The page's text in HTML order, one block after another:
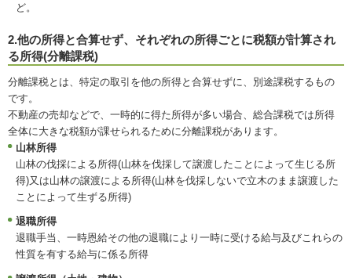
ど。
2.他の所得と合算せず、それぞれの所得ごとに税額が計算され
る所得(分離課税)
分離課税とは、特定の取引を他の所得と合算せずに、別途課税するもの
です。
不動産の売却などで、一時的に得た所得が多い場合、総合課税では所得
全体に大きな税額が課せられるために分離課税があります。
山林所得
山林の伐採による所得(山林を伐採して譲渡したことによって生じる所
得)又は山林の譲渡による所得(山林を伐採しないで立木のまま譲渡した
ことによって生ずる所得)
退職所得
退職手当、一時恩給その他の退職により一時に受ける給与及びこれらの
性質を有する給与に係る所得